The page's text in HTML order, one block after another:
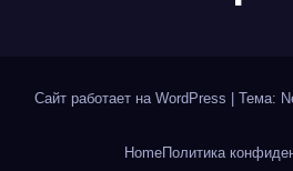
Сайт работает на WordPress Тема:
HomeПолитика